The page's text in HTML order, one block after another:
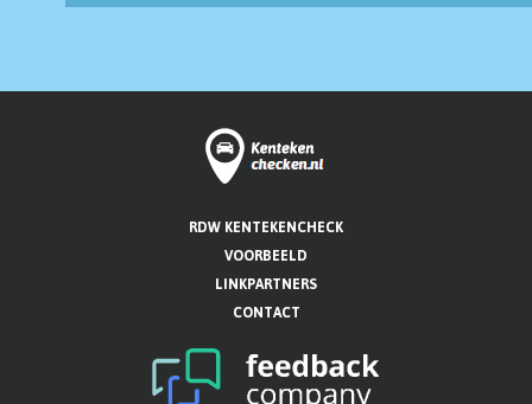
RDW KENTEKENCHECK
VOORBEELD
LINKPARTNERS
CONTACT